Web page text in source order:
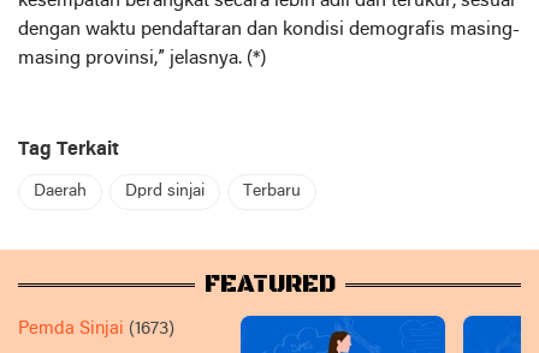
dengan waktu pendaftaran dan kondisi demografis masing-
masing provinsi,” jelasnya. (*)
Tag Terkait
Daerah Dprd sinjai Terbaru
FEATURED
Pemda Sinjai (1673)